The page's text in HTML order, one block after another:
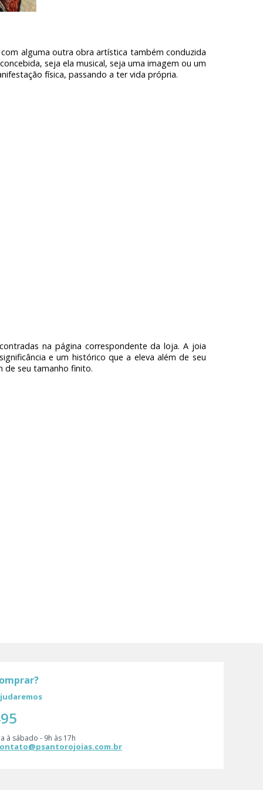
alguma outra obra artística também conduzida
seja ela musical, seja uma imagem ou um
física, passando a ter vida própria.
na página correspondente da loja. A joia
e um histórico que a eleva além de seu
de seu tamanho finito.
à sábado - 9h às 17h